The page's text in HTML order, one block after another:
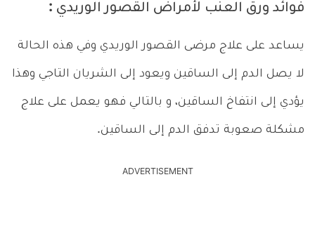
فوائد ورق العنب لأمراض القصور الوريدي :
يساعد على علاج مرضى القصور الوريدي وفي هذه الحالة
لا يصل الدم إلى الساقين ويعود إلى الشريان التاجي وهذا
يؤدي إلى انتفاخ الساقين، و بالتالي فهو يعمل على علاج
مشكلة صعوبة تدفق الدم إلى الساقين.
ADVERTISEMENT